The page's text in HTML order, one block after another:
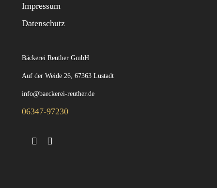
Impressum
Datenschutz
Bäckerei Reuther GmbH
Auf der Weide 26, 67363 Lustadt
info@baeckerei-reuther.de
06347-97230